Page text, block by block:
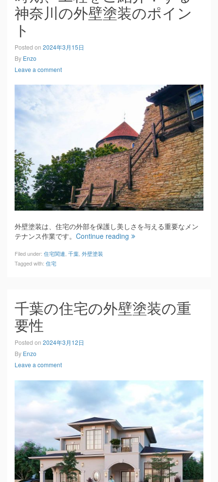
神奈川の外壁塗装のポイン
ト
Posted on 2024年3月15日
By Enzo
Leave a comment
外壁塗装は、住宅の外部を保護し美しさを与える重要なメン
テナンス作業です。 Continue reading
Filed under: 住宅関連, 千葉, 外壁塗装
Tagged with: 住宅
千葉の住宅の外壁塗装の重
要性
Posted on 2024年3月12日
By Enzo
Leave a comment